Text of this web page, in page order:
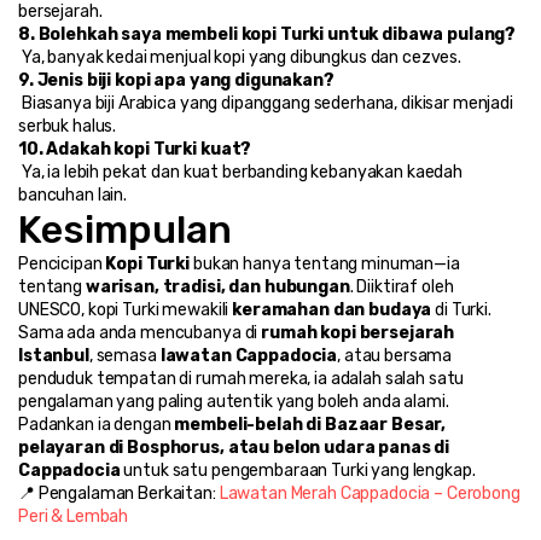
bersejarah.
8. Bolehkah saya membeli kopi Turki untuk dibawa pulang?
Ya, banyak kedai menjual kopi yang dibungkus dan cezves.
9. Jenis biji kopi apa yang digunakan?
serbuk halus.
10. Adakah kopi Turki kuat?
bancuhan lain.
Kesimpulan
Pencicipan Kopi Turki bukan hanya tentang minuman—ia
tentang warisan, tradisi, dan hubungan. Diiktiraf oleh
UNESCO, kopi Turki mewakili keramahan dan budaya di Turki.
Sama ada anda mencubanya di rumah kopi bersejarah
Istanbul, semasa lawatan Cappadocia, atau bersama
penduduk tempatan di rumah mereka, ia adalah salah satu
pengalaman yang paling autentik yang boleh anda alami.
Padankan ia dengan membeli-belah di Bazaar Besar,
pelayaran di Bosphorus, atau belon udara panas di
Cappadocia untuk satu pengembaraan Turki yang lengkap.
📍 Pengalaman Berkaitan: Lawatan Merah Cappadocia – Cerobong
Peri & Lembah